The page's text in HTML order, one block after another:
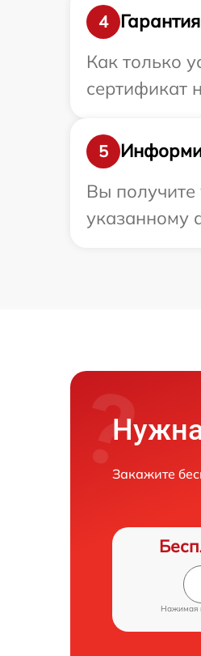
4
Гарантия
Как только
сертификат
5
Вы получите
указанному
Закажите
Нажимая